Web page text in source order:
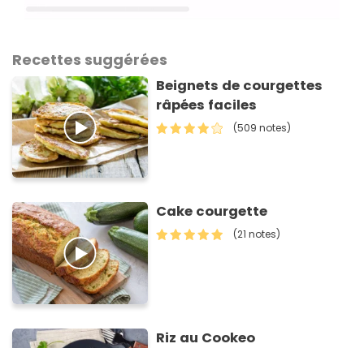
Recettes suggérées
Beignets de courgettes
râpées faciles
(509 notes)
Cake courgette
(21 notes)
Riz au Cookeo